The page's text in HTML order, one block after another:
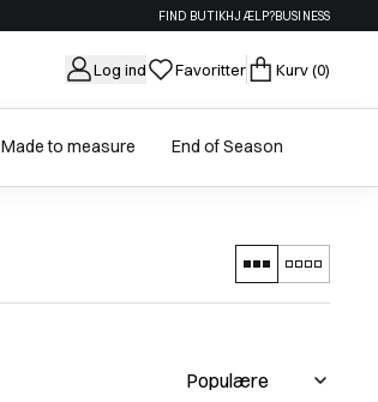
FIND BUTIKHJÆLP?BUSINESS
Log ind Favoritter Kurv(0)
Made to measure End of Season